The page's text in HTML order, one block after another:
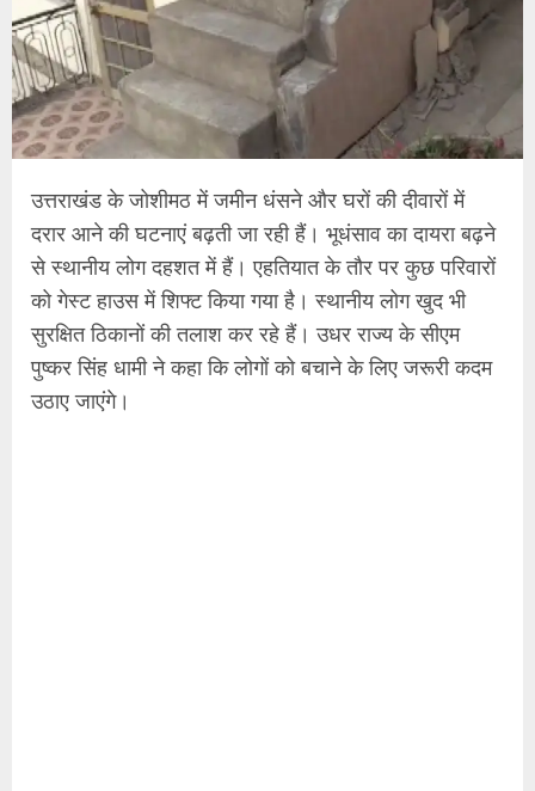
उत्तराखंड के जोशीमठ में जमीन धंसने और घरों की दीवारों में
दरार आने की घटनाएं बढ़ती जा रही हैं। भूधंसाव का दायरा बढ़ने
से स्थानीय लोग दहशत में हैं। एहतियात के तौर पर कुछ परिवारों
को गेस्ट हाउस में शिफ्ट किया गया है। स्थानीय लोग खुद भी
सुरक्षित ठिकानों की तलाश कर रहे हैं। उधर राज्य के सीएम
पुष्कर सिंह धामी ने कहा कि लोगों को बचाने के लिए जरूरी कदम
उठाए जाएंगे।